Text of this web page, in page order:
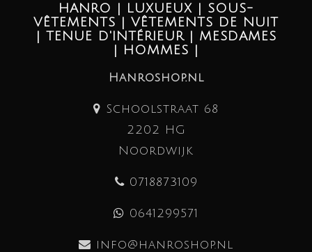
HANRO | LUXUEUX | SOUS-
VÊTEMENTS | VÊTEMENTS DE NUIT
| TENUE D'INTÉRIEUR | MESDAMES
| HOMMES |
Hanroshop.nl
Schoolstraat 68
2202 HG
Noordwijk
0718873109
0641299571
info@hanroshop.nl